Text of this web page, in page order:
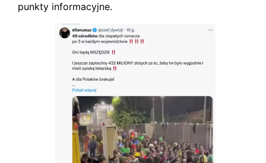
punkty informacyjne.